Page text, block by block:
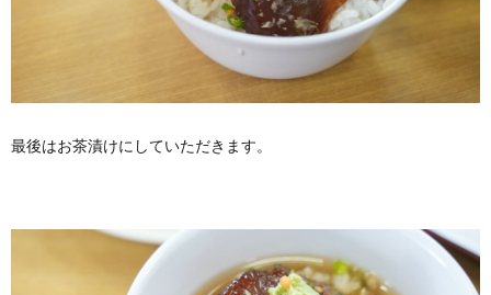
最後はお茶漬けにしていただきます。